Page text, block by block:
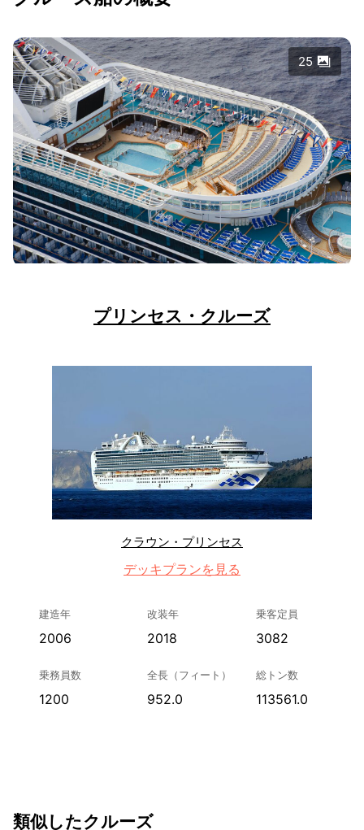
25
プリンセス・クルーズ
クラウン・プリンセス
デッキプランを見る
建造年
2006
改装年
2018
乗客定員
3082
乗務員数
1200
全長（フィート）
952.0
総トン数
113561.0
類似したクルーズ